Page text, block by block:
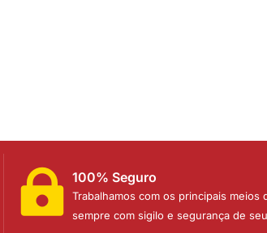
100% Seguro
Trabalhamos com os principais meios
sempre com sigilo e segurança de